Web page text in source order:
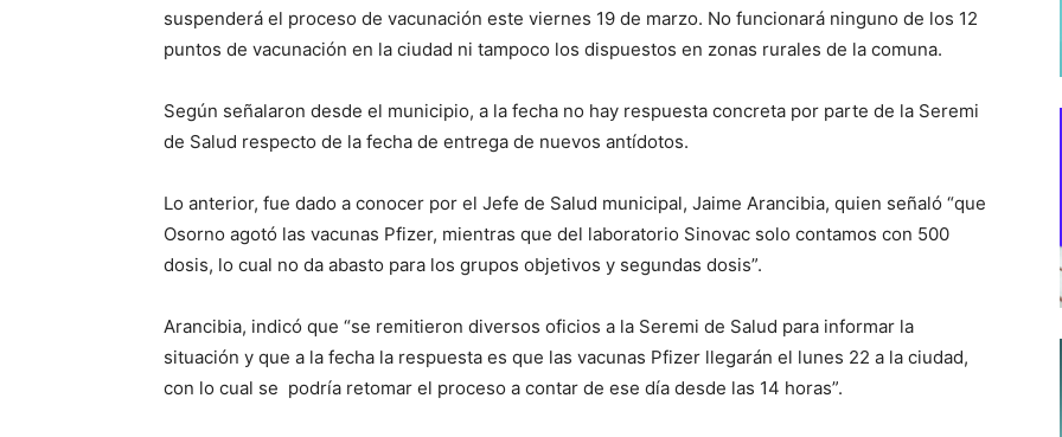
suspenderá el proceso de vacunación este viernes 19 de marzo. No funcionará ninguno de los 12
puntos de vacunación en la ciudad ni tampoco los dispuestos en zonas rurales de la comuna.
Según señalaron desde el municipio, a la fecha no hay respuesta concreta por parte de la Seremi
de Salud respecto de la fecha de entrega de nuevos antídotos.
Lo anterior, fue dado a conocer por el Jefe de Salud municipal, Jaime Arancibia, quien señaló “que
Osorno agotó las vacunas Pfizer, mientras que del laboratorio Sinovac solo contamos con 500
dosis, lo cual no da abasto para los grupos objetivos y segundas dosis”.
Arancibia, indicó que “se remitieron diversos oficios a la Seremi de Salud para informar la
situación y que a la fecha la respuesta es que las vacunas Pfizer llegarán el lunes 22 a la ciudad,
con lo cual se podría retomar el proceso a contar de ese día desde las 14 horas”.